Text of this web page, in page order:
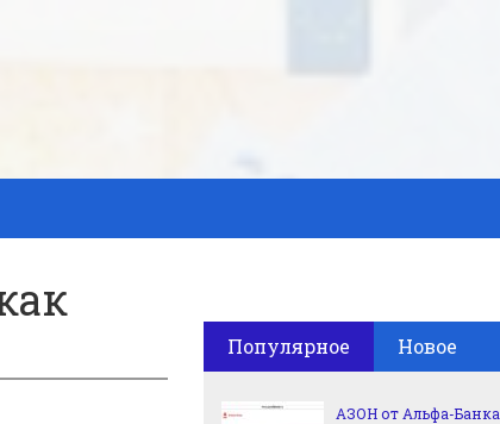
Популярное Новое
АЗОН от Альфа-Банка